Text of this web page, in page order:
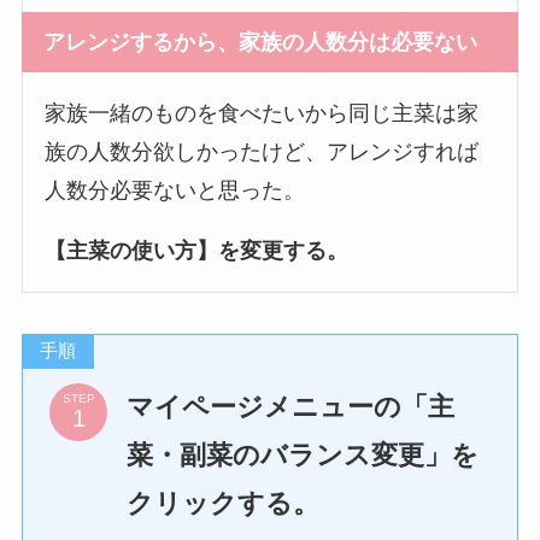
アレンジするから、家族の人数分は必要ない
家族一緒のものを食べたいから同じ主菜は家
族の人数分欲しかったけど、アレンジすれば
人数分必要ないと思った。
【主菜の使い方】を変更する。
手順
STEP
マイページメニューの「主
菜・副菜のバランス変更」を
クリックする。